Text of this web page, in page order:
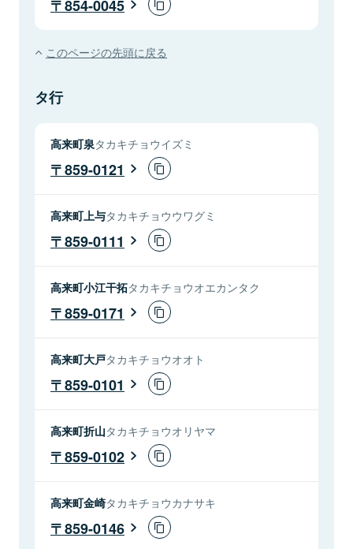
854-0045
このページの先頭に戻る
タ行
高来町泉タカキチョウイズミ
859-0121
高来町上与タカキチョウウワグミ
859-0111
高来町小江干拓タカキチョウオエカンタク
859-0171
高来町大戸タカキチョウオオト
859-0101
高来町折山タカキチョウオリヤマ
859-0102
高来町金崎タカキチョウカナサキ
859-0146